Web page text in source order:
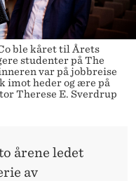
ble kåret til Årets
studenter på The
var på jobbreise
imot heder og ære på
Therese E. Sverdrup
årene ledet
av